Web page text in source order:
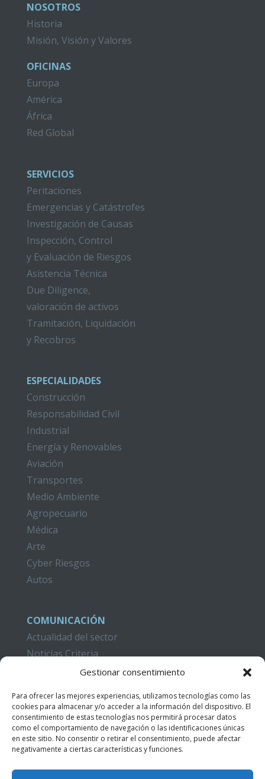
Gestionar consentimiento
Para ofrecer las mejores experiencias, utilizamos tecnologías como las
cookies para almacenar y/o acceder a la información del dispositivo. El
consentimiento de estas tecnologías nos permitirá procesar datos
como el comportamiento de navegación o las identificaciones únicas
en este sitio. No consentir o retirar el consentimiento, puede afectar
negativamente a ciertas características y funciones.
NOSOTROS
Historia
Misión, Visión y Valores
OFICINAS
Europa
América
África
Red Global
SERVICIOS
Peritaciones
Emergencias y Catástrofes
Investigación de Causas
Inspección, Control
y Evaluación de Riesgos
Asistencia Técnica
Due Diligence,
valoración de activos
Tramitación, Liquidación
y Recobros
ESPECIALIDADES
Construcción
Responsabilidad Civil
Industrial
Energía y Renovables
Aviación
Transportes
Medio Ambiente
Agropecuario
Médica
Arte
Cyber Riesgos
Autos
COMUNICACIÓN
Actualidad del sector
Noticias Criteria
CAMPUS CRITERIA
Formación
Publicaciones
Acceso Videotutoriales
CONTACTO